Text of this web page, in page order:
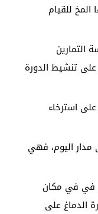
المخ للقيام
التمارين
تنشيط الدورة
استرخاء
اليوم، فهي
في في مكان
الدماغ على